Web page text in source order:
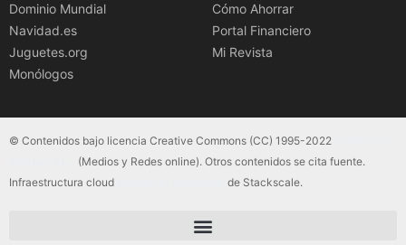
Dominio Mundial
Navidad.es
Juguetes.org
Monólogos
Cómo Ahorrar
Portal Financiero
Mi Revista
© Contenidos bajo licencia Creative Commons (CC) 1995-2022
(Medios y Redes online). Otros contenidos se cita fuente.
Infraestructura cloud
de Stackscale.